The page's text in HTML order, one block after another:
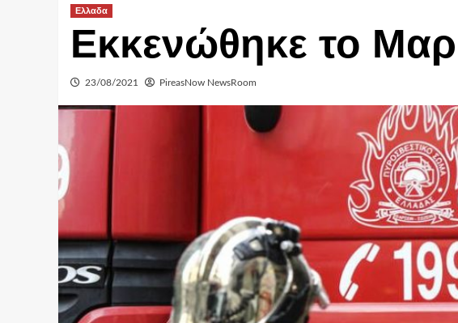
Ελλαδα
Εκκενώθηκε το
23/08/2021 PireasNow NewsRoom